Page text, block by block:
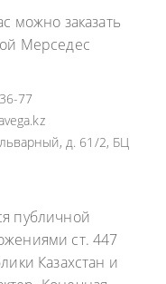
можно заказать
Мерседес
77
д. 61/2, БЦ
публичной
ст. 447
Казахстан и